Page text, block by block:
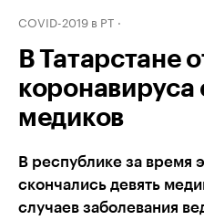
COVID-2019 в РТ
В Татарстане
коронавируса
медиков
В республике за время
скончались девять
случаев заболевания